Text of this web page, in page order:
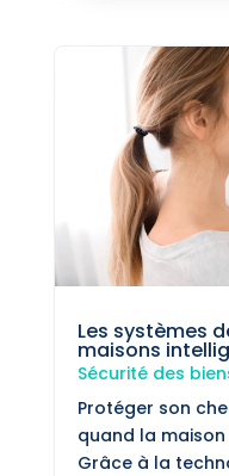
Les systèmes
maisons
Sécurité des
Protéger son
quand la
Grâce à la